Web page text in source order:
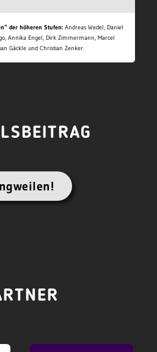
der höheren Stufen: Andreas Wedel, Daniel
Annika Engel, Dirk Zimmermann, Marcel
Gäckle und Christian Zenker.